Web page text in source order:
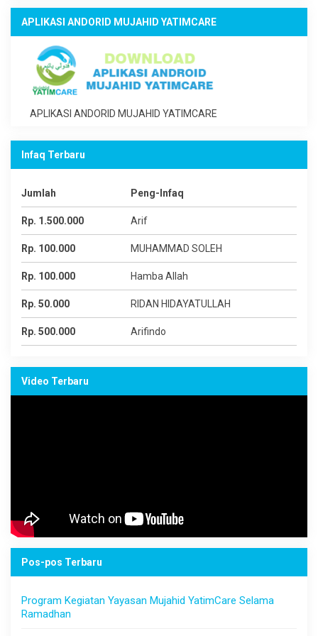
APLIKASI ANDORID MUJAHID YATIMCARE
APLIKASI ANDORID MUJAHID YATIMCARE
Infaq Terbaru
Jumlah Peng-Infaq
Rp. 1.500.000 Arif
Rp. 100.000 MUHAMMAD SOLEH
Rp. 100.000 Hamba Allah
Rp. 50.000 RIDAN HIDAYATULLAH
Rp. 500.000 Arifindo
Video Terbaru
Pos-pos Terbaru
Program Kegiatan Yayasan Mujahid YatimCare Selama
Ramadhan